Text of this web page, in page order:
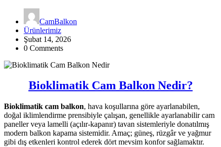
CamBalkon
Ürünlerimiz
Şubat 14, 2026
0 Comments
Bioklimatik Cam Balkon Nedir?
Bioklimatik cam balkon, hava koşullarına göre ayarlanabilen,
doğal iklimlendirme prensibiyle çalışan, genellikle ayarlanabilir cam
paneller veya lamelli (açılır-kapanır) tavan sistemleriyle donatılmış
modern balkon kapama sistemidir. Amaç; güneş, rüzgâr ve yağmur
gibi dış etkenleri kontrol ederek dört mevsim konfor sağlamaktır.